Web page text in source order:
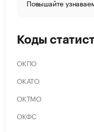
Повышайте
Коды
ОКПО
ОКАТО
ОКТМО
ОКФС